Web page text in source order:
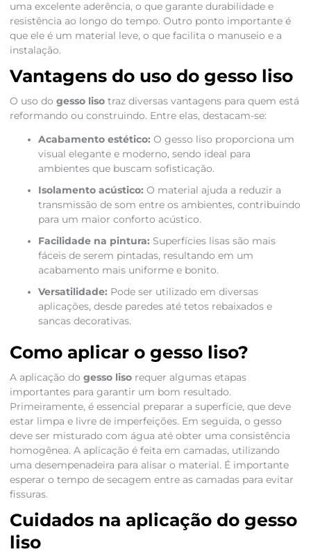
uma excelente aderência, o que garante durabilidade e
resistência ao longo do tempo. Outro ponto importante é
que ele é um material leve, o que facilita o manuseio e a
instalação.
Vantagens do uso do gesso liso
O uso do gesso lisotraz diversas vantagens para quem está
reformando ou construindo. Entre elas, destacam-se:
Acabamento estético: O gesso liso proporciona um
visual elegante e moderno, sendo ideal para
ambientes que buscam sofisticação.
Isolamento acústico: O material ajuda a reduzir a
transmissão de som entre os ambientes, contribuindo
para um maior conforto acústico.
Facilidade na pintura: Superfícies lisas são mais
fáceis de serem pintadas, resultando em um
acabamento mais uniforme e bonito.
Versatilidade: Pode ser utilizado em diversas
aplicações, desde paredes até tetos rebaixados e
sancas decorativas.
Como aplicar o gesso liso?
A aplicação do gesso lisorequer algumas etapas
importantes para garantir um bom resultado.
Primeiramente, é essencial preparar a superfície, que deve
estar limpa e livre de imperfeições. Em seguida, o gesso
deve ser misturado com água até obter uma consistência
homogênea. A aplicação é feita em camadas, utilizando
uma desempenadeira para alisar o material. É importante
esperar o tempo de secagem entre as camadas para evitar
fissuras.
Cuidados na aplicação do gesso
liso